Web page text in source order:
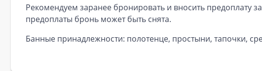
Рекомендуем заранее бронировать и вносить предоплату
предоплаты бронь может быть снята.
Банные принадлежности: полотенце, простыни, тапочки,